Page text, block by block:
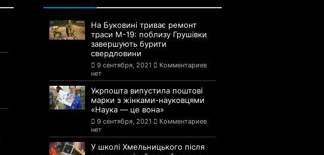
На Буковині триває ремонт
траси М-19: поблизу Грушівки
завершують бурити
свердловини
9 сентября, 2021
Комментариев
нет
Укрпошта випустила поштові
марки з жінками-науковцями
«Наука — це вона»
9 сентября, 2021
Комментариев
нет
У школі Хмельницького після